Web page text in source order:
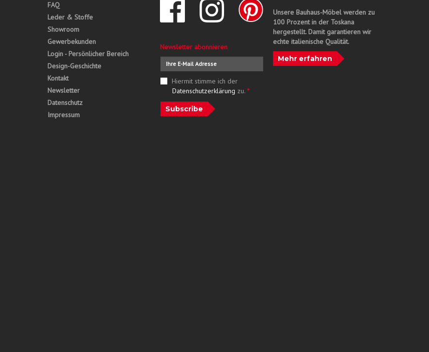
FAQ
Leder & Stoffe
Showroom
Gewerbekunden
Login - Persönlicher Bereich
Design-Geschichte
Kontakt
Newsletter
Datenschutz
Impressum
Newsletter abonnieren
Hiermit stimme ich der
Datenschutzerklärung zu. *
Subscribe
Unsere Bauhaus-Möbel werden zu
100 Prozent in der Toskana
hergestellt. Damit garantieren wir
echte italienische Qualität.
Mehr erfahren